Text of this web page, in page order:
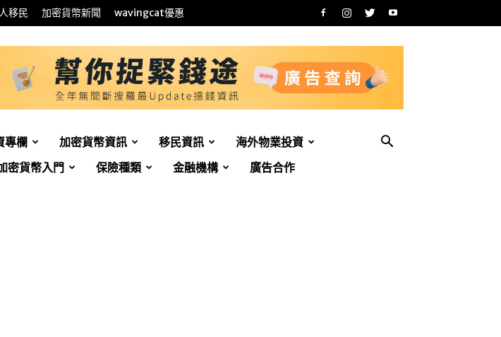
移民 加密貨幣新聞 wavingcat優惠
專欄 加密貨幣資訊 移民資訊
海外物業投資
密貨幣入門 保險種類 金融機構 廣告合作